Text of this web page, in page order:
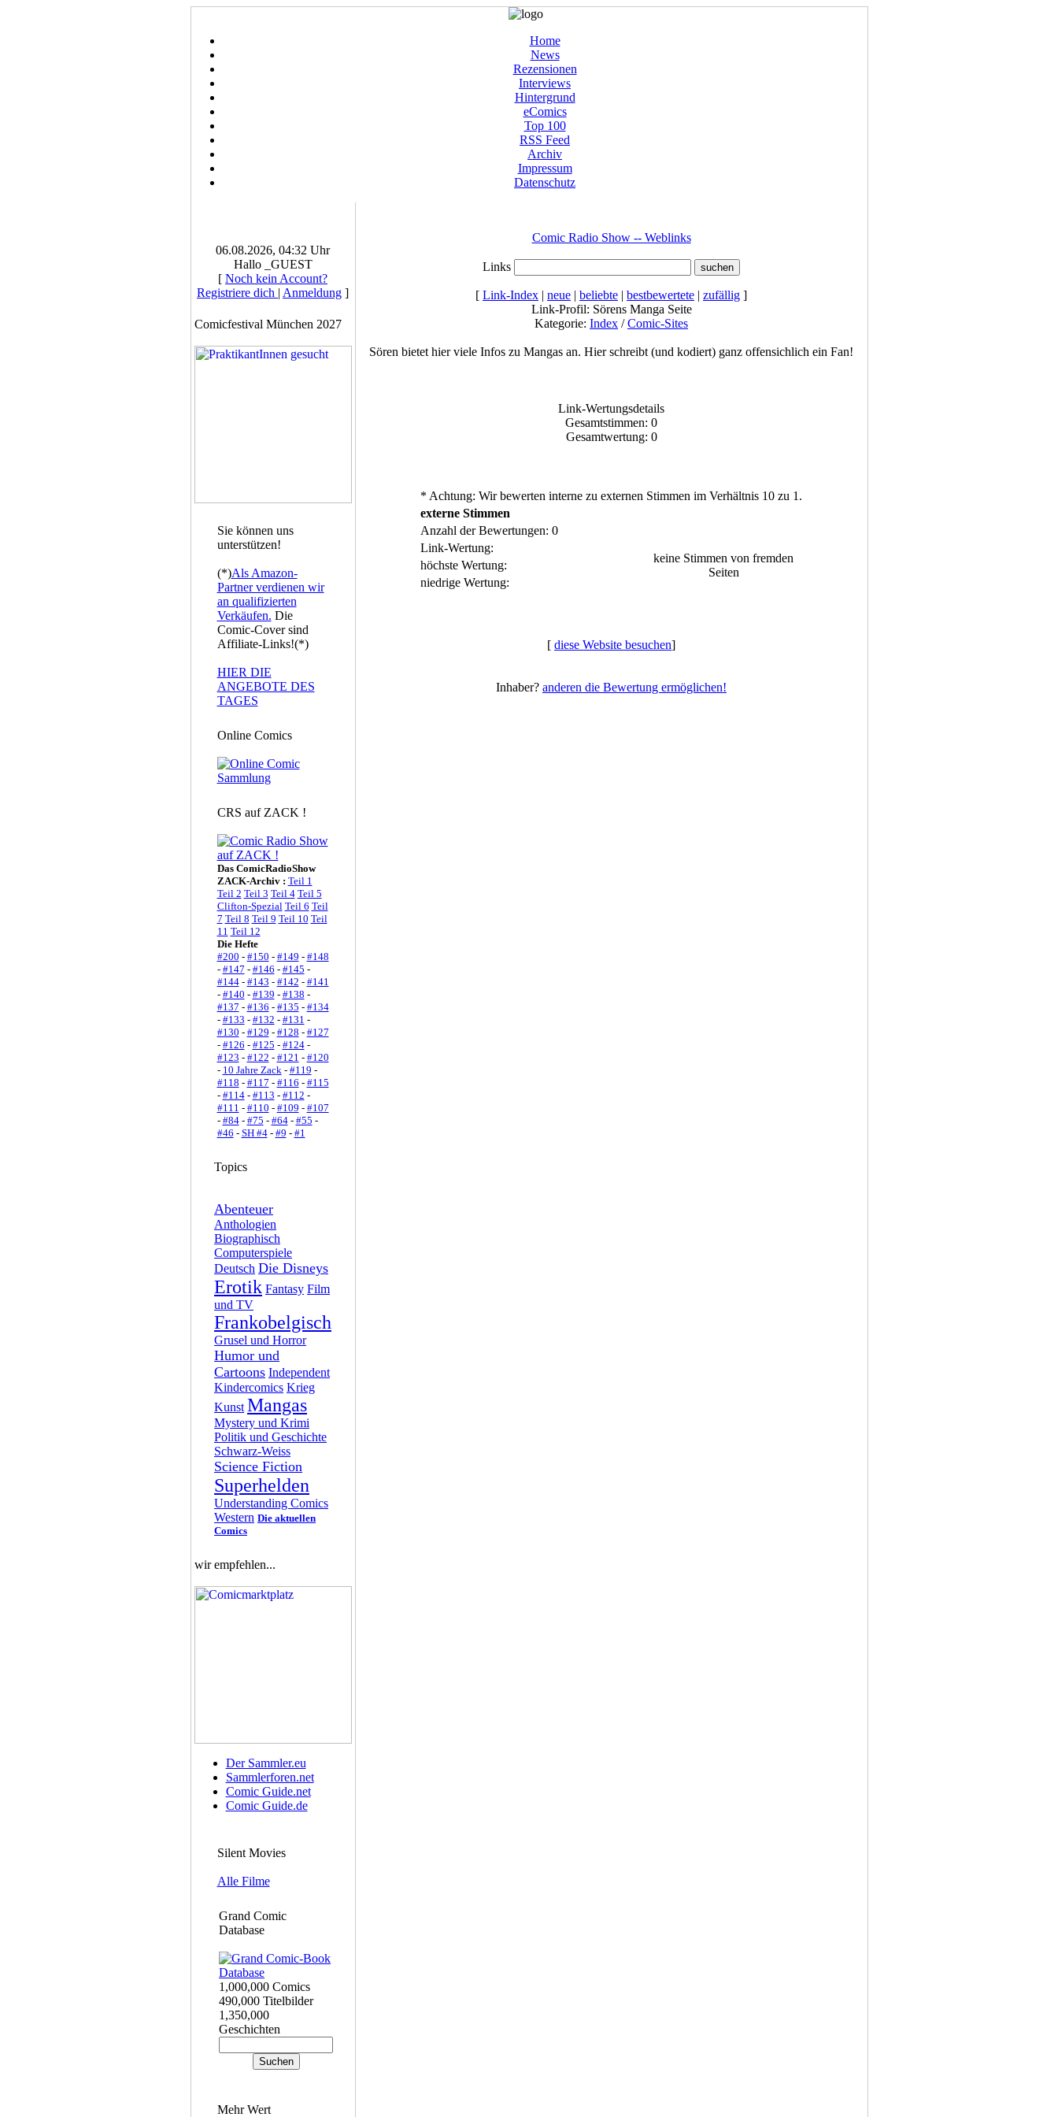
Home
News
Rezensionen
Interviews
Hintergrund
eComics
Top 100
RSS Feed
Archiv
Impressum
Datenschutz
06.08.2026, 04:32 Uhr
Hallo _GUEST
[ Noch kein Account?
Registriere dich | Anmeldung ]
Comicfestival München 2027
Sie können uns
unterstützen!
(*)Als Amazon-
Partner verdienen wir
an qualifizierten
Verkäufen. Die
Comic-Cover sind
Affiliate-Links!(*)
HIER DIE
ANGEBOTE DES
TAGES
Online Comics
CRS auf ZACK !
Das ComicRadioShow
ZACK-Archiv : Teil 1
Teil 2 Teil 3 Teil 4 Teil 5
Clifton-Spezial Teil 6 Teil
7 Teil 8 Teil 9 Teil 10 Teil
11 Teil 12
Die Hefte
#200 - #150 - #149 - #148
- #147 - #146 - #145 -
#144- #143 - #142 - #141
- #140 - #139 - #138 -
#137 - #136 - #135 - #134
- #133 - #132 - #131 -
#130 - #129 - #128 - #127
- #126 - #125 - #124-
#123 - #122 - #121 - #120
- 10 Jahre Zack- #119 -
#118 - #117 - #116 - #115
- #114- #113 - #112 -
#111 - #110 - #109 - #107
- #84- #75 - #64- #55 -
#46 - SH #4- #9 - #1
Topics
Abenteuer
Anthologien
Biographisch
Computerspiele
Deutsch Die Disneys
Erotik Fantasy Film
und TV
Frankobelgisch
Grusel und Horror
Humor und
Cartoons Independent
Kindercomics Krieg
Kunst Mangas
Mystery und Krimi
Politik und Geschichte
Schwarz-Weiss
Science Fiction
Superhelden
Understanding Comics
Western Die aktuellen
Comics
wir empfehlen...
Der Sammler.eu
Sammlerforen.net
Comic Guide.net
Comic Guide.de
Silent Movies
Alle Filme
Grand Comic
Database
1,000,000 Comics
490,000 Titelbilder
1,350,000
Geschichten
Mehr Wert
Comic Radio Show -- Weblinks
Links
[ Link-Index | neue | beliebte | bestbewertete | zufällig ]
Link-Profil: Sörens Manga Seite
Kategorie: Index /Comic-Sites
Sören bietet hier viele Infos zu Mangas an. Hier schreibt (und kodiert) ganz offensichlich ein Fan!
Link-Wertungsdetails
Gesamtstimmen: 0
Gesamtwertung: 0
* Achtung: Wir bewerten interne zu externen Stimmen im Verhältnis 10 zu 1.
externe Stimmen
Anzahl der Bewertungen: 0
keine Stimmen von fremden
Seiten
Link-Wertung:
höchste Wertung:
niedrige Wertung:
[ diese Website besuchen]
Inhaber? anderen die Bewertung ermöglichen!